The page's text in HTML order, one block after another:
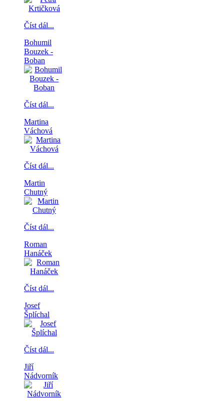
Číst dál...
Bohumil
Bouzek -
Boban
Číst dál...
Martina
Váchová
Číst dál...
Martin
Chutný
Číst dál...
Roman
Hanáček
Číst dál...
Josef
Šplíchal
Číst dál...
Jiří
Nádvorník